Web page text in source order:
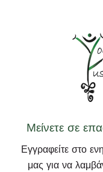
Μείνετε σε
Εγγραφείτε στο
μας για να